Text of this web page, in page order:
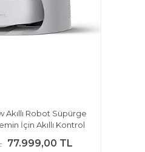
Akıllı Robot Süpürge
İçin Akıllı Kontrol
77.999,00 TL